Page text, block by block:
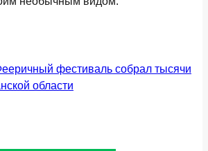
фестиваль собрал тысячи
области